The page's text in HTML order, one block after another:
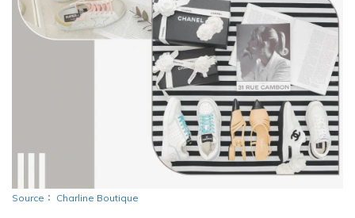
Source ： Charline Boutique